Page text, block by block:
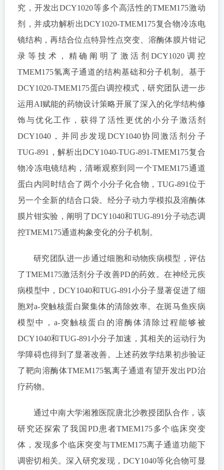
究，开发出DCY1020等多个高活性的TMEM175激动
剂，并成功解析出DCY1020-TMEM175复合物冷冻电
镜结构，再结合位点特异性点突变、溶酶体膜片钳记
录等技术，精确阐明了激活剂DCY1020调控
TMEM175氢离子通道的结构基础和分子机制。基于
DCY1020-TMEM175蛋白调控模式，研究团队进一步
运用AI赋能的药物设计策略开展了深入的化学结构修
饰与优化工作，获得了活性更优的小分子激活剂
DCY1040，并同步发现DCY1040协同激活剂分子
TUG-891，解析出DCY1040-TUG-891-TMEM175复合
物冷冻电镜结构，清晰观察到同一个TMEM175通道
蛋白内同时结合了两个小分子化合物，TUG-891位于
另一个全新的结合口袋。经分子动力学模拟及溶酶体
膜片钳实验，阐明了DCY1040和TUG-891分子动态调
控TMEM175通道构象变化的分子机制。
研究团队进一步通过细胞和动物疾病模型，评估
了TMEM175激活剂分子改善PD的药效。在神经元疾
病模型中，DCY1040和TUG-891小分子显著促进了细
胞对a-突触核蛋白聚集体的清除效率。在斑马鱼疾病
模型中，a-突触核蛋白的溶酶体清除过程能够被
DCY1040和TUG-891小分子加速，其相关的运动行为
学障碍也得到了显著改善。上述药效学结果初步验证
了靶向溶酶体TMEM175氢离子通道有望开发出PD治
疗药物。
通过中南大学湘雅医院唐北沙教授团队合作，该
研究还探索了我国PD患者TMEM175多个临床突变
体，发现多个临床突变与TMEM175离子通道功能下
调密切相关。深入研究发现，DCY1040等化合物可显